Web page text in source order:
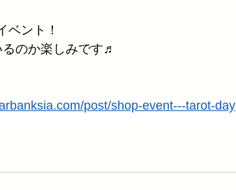
ベント！
のか楽しみです♬
post/shop-event---tarot-day